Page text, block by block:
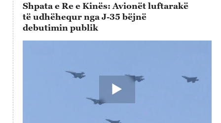
Shpata e Re e Kinës: Avionët luftarakë
të udhëhequr nga J-35 bëjnë
debutimin publik